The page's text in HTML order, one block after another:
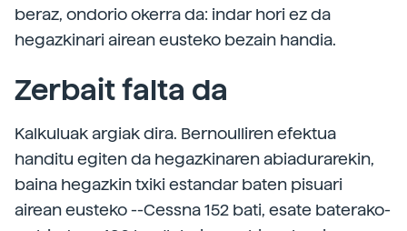
beraz, ondorio okerra da: indar hori ez da
hegazkinari airean eusteko bezain handia.
Zerbait falta da
Kalkuluak argiak dira. Bernoulliren efektua
handitu egiten da hegazkinaren abiadurarekin,
baina hegazkin txiki estandar baten pisuari
airean eusteko --Cessna 152 bati, esate baterako-